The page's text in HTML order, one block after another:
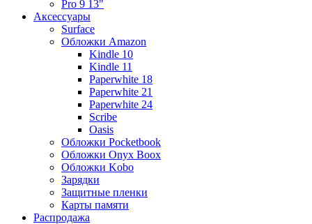
Pro 9 13"
Аксессуары
Surface
Обложки Amazon
Kindle 10
Kindle 11
Paperwhite 18
Paperwhite 21
Paperwhite 24
Scribe
Oasis
Обложки Pocketbook
Обложки Onyx Boox
Обложки Kobo
Зарядки
Защитные пленки
Карты памяти
Распродажа